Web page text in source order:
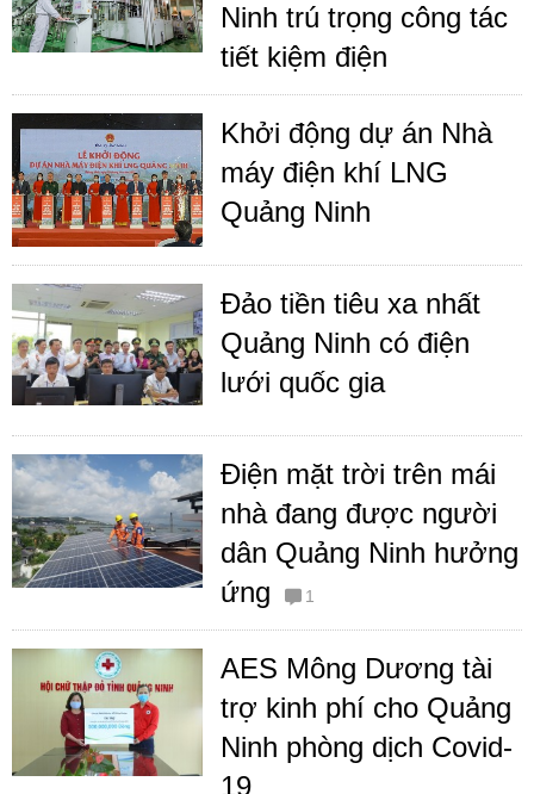
Ninh trú trọng công tác
tiết kiệm điện
Khởi động dự án Nhà
máy điện khí LNG
Quảng Ninh
Đảo tiền tiêu xa nhất
Quảng Ninh có điện
lưới quốc gia
Điện mặt trời trên mái
nhà đang được người
dân Quảng Ninh hưởng
ứng
1
AES Mông Dương tài
trợ kinh phí cho Quảng
Ninh phòng dịch Covid-
19